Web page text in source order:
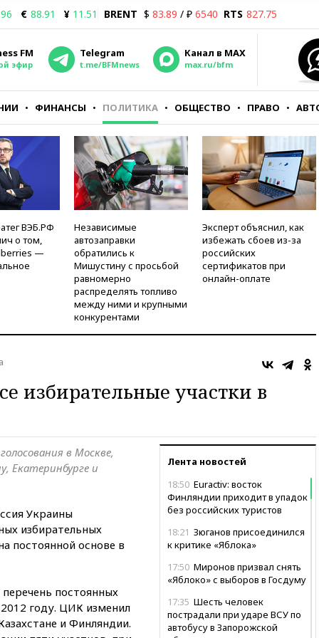
€ 88.91 ¥ 11.51 BRENT $ 83.89 / ₽ 6540 RTS 827.75
FM
эфир
Telegram
t.me/BFMnews
Канал в MAX
max.ru/bfm
ФИНАНСЫ ПОЛИТИКА ОБЩЕСТВО ПРАВО
ВЭБ.РФ
о том,
—
Независимые
автозаправки
обратились к
Мишустину с просьбой
равномерно
распределять топливо
между ними и крупными
конкурентами
Эксперт объяснил, как
избежать сбоев из-за
российских
сертификатов при
онлайн-оплате
избирательные участки в
Лента новостей
18:50 Euractiv: восток
Финляндии приходит в упадок
без российских туристов
18:21 Зюганов присоединился
к критике «Яблока»
17:50 Миронов призвал снять
«Яблоко» с выборов в Госдуму
17:35 Шесть человек
пострадали при ударе ВСУ по
автобусу в Запорожской
в Москве,
Екатеринбурге и
Украины
избирательных
постоянной основе в
постоянных
году. ЦИК изменил
и Финляндии.